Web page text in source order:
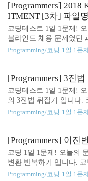
함수, solution을 완성해주
ution def solution(arr1,
1)): for col in
r1[row][col] +
[Programmers] 2018
ITMENT [3차] 파일
코딩테스트 1일 1문제!
블라인드 채용 문제였던
스트 연습 - [3차] 파일명
일 저장소 서버 관리를
는 프로그램
solution(files): answer = []
sorted(head_num_tail,
Programming/코딩 1일 1문
[Programmers] 3진
코딩테스트 1일 1문제!
의 3진법 뒤집기 입니다.
집기 자연수 n이 매개변
요. 제한사항 n은 1 이상
rogrammers.co.kr
ernary = "" while n > 0: n,
wer SOMJANG/
Programming/코딩 1일 1문
[Programmers] 이진
코딩 1일 1문제! 오늘의
변환 반복하기 입니다.
반복하기
Programming/코딩 1일 1문